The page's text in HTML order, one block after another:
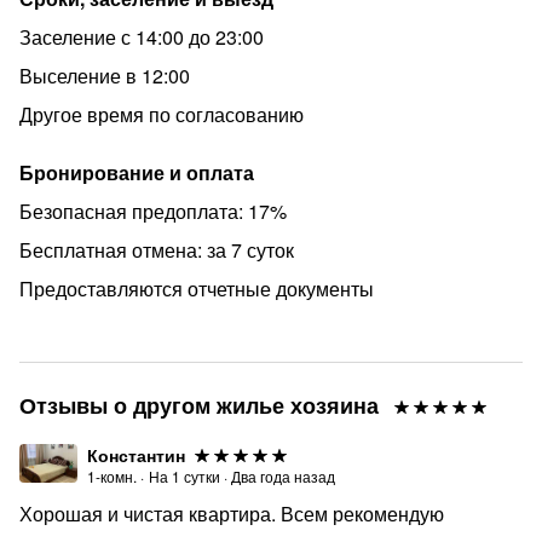
машинка, СВЧ, эл. чайник и вся посуда для
приготовления и принятия пищи, высокоскоростной
Wi-Fi, телевидение, два смарт-ТВ, фен, утюг,
гладильная доска, сушилка, спальные принадлежности
и полотенца, тапочки одноразовые, зубная паста,
щётки.
Уборка и дезинфекция перед каждым гостем.
У нас не проводят шумные мероприятия.
Курить можно на лоджии.
Цена указана за 2-х гостей.
Предоставляем отчётные документы для
командировочных.
Мы всегда вам рады!
Заселение с 14:00 до 23:00
Выселение в 12:00
Другое время по согласованию
Бронирование и оплата
Безопасная предоплата: 17%
Бесплатная отмена: за 7 суток
Предоставляются отчетные документы
Отзывы о другом жилье хозяина
Константин
1-комн. · На 1 сутки · Два года назад
Хорошая и чистая квартира. Всем рекомендую